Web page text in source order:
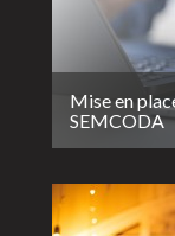
Mise en
SEMCODA